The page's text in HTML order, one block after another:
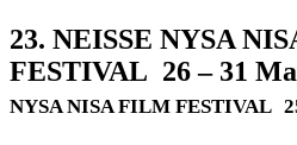
23. NEISSE NYSA
FESTIVAL 26 – 31
NYSA NISA FILM FESTIVAL